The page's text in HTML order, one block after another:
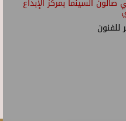
السينما بمركز الإبداع
للفنون